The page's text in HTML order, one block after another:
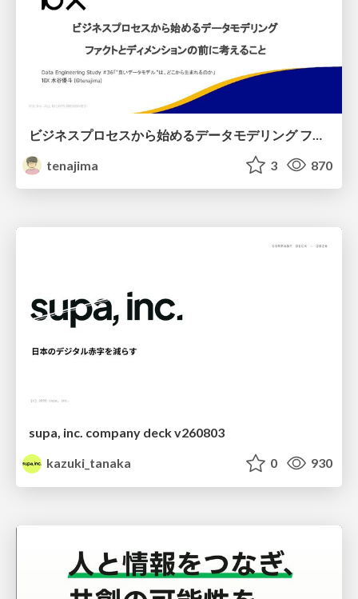
tenajima
3 870
supa, inc. company deck v260803
kazuki_tanaka
0 930